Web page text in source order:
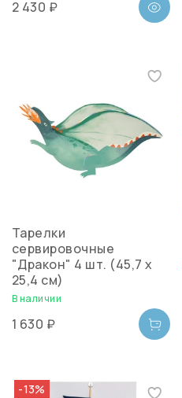
2 430 ₽
Тарелки
сервировочные
"Дракон" 4 шт. (45,7 x
25,4 см)
В наличии
1 630 ₽
-13%